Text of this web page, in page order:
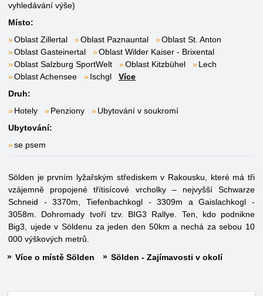
vyhledávání výše)
Místo:
Oblast Zillertal
Oblast Paznauntal
Oblast St. Anton
Oblast Gasteinertal
Oblast Wilder Kaiser - Brixental
Oblast Salzburg SportWelt
Oblast Kitzbühel
Lech
Oblast Achensee
Ischgl
Více
Druh:
Hotely
Penziony
Ubytování v soukromí
Ubytování:
se psem
Sölden je prvním lyžařským střediskem v Rakousku, které má tři
vzájemně propojené třítisícové vrcholky – nejvyšší Schwarze
Schneid - 3370m, Tiefenbachkogl - 3309m a Gaislachkogl -
3058m. Dohromady tvoří tzv. BIG3 Rallye. Ten, kdo podnikne
Big3, ujede v Söldenu za jeden den 50km a nechá za sebou 10
000 výškových metrů.
Více o místě Sölden
Sölden - Zajímavosti v okolí